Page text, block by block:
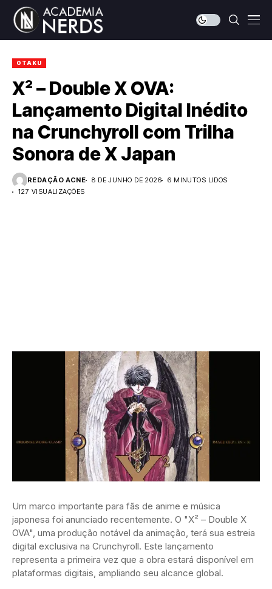
OTAKU
X² – Double X OVA:
Lançamento Digital Inédito
na Crunchyroll com Trilha
Sonora de X Japan
REDAÇÃO ACNE 8 DE JUNHO DE 2026
6 MINUTOS LIDOS
127 VISUALIZAÇÕES
Um marco importante para fãs de anime e música
japonesa foi anunciado recentemente. O "X² – Double X
OVA", uma produção notável da animação, terá sua estreia
digital exclusiva na Crunchyroll. Este lançamento
representa a primeira vez que a obra estará disponível em
plataformas digitais, ampliando seu alcance global.